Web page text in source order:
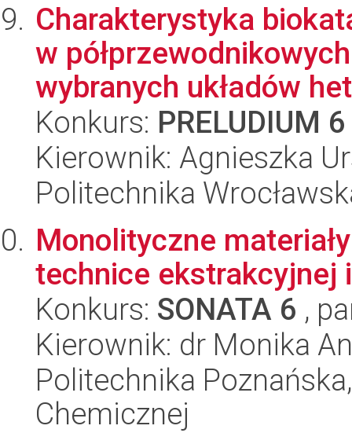
Charakterystyka
w
wybranych układów
Konkurs: PRELUDIUM 6
Kierownik: Agnieszka
Politechnika
Monolityczne
technice ekstrakcyjnej
Konkurs: SONATA 6 ,
Kierownik: dr Monika
Politechnika
Chemicznej